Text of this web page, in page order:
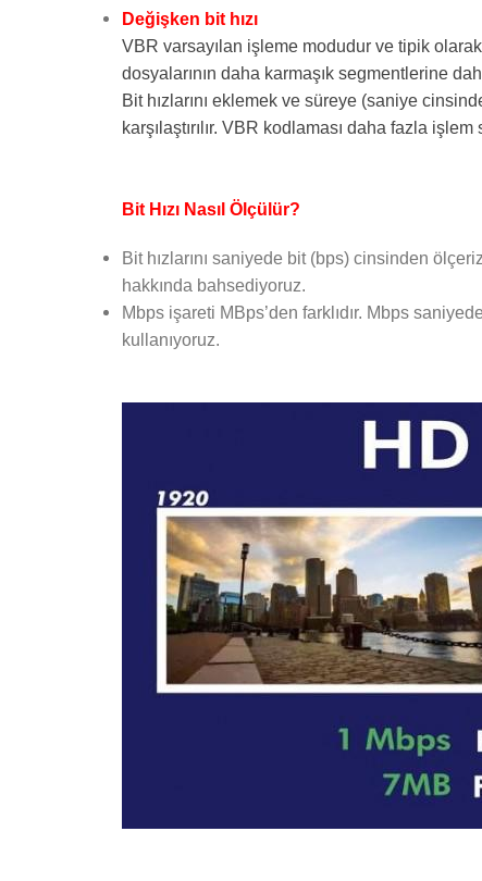
Değişken bit hızı
VBR varsayılan işleme modudur ve tipik
dosyalarının daha karmaşık segmentlerine
Bit hızlarını eklemek ve süreye (saniye
karşılaştırılır. VBR kodlaması daha fazla
Bit Hızı Nasıl Ölçülür?
Bit hızlarını saniyede bit (bps) cinsinden
hakkında bahsediyoruz.
Mbps işareti MBps’den farklıdır. Mbps
kullanıyoruz.